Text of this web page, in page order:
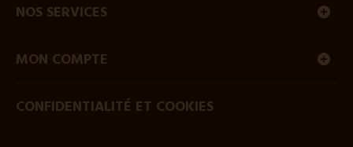
NOS SERVICES
MON COMPTE
CONFIDENTIALITÉ ET COOKIES